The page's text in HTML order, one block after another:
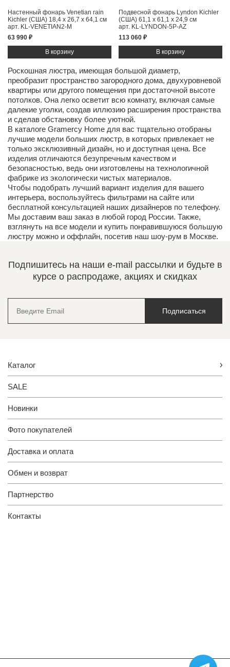
Настенный фонарь Venetian rain
Kichler (США) 18,4 x 26,7 x 64,1 см
арт. KL-VENETIAN2-M
63 990 ₽
Подвесной фонарь Lyndon Kichler
(США) 61,1 x 61,1 x 24,9 см
арт. KL-LYNDON-5P-AZ
113 060 ₽
Роскошная люстра, имеющая большой диаметр,
преобразит пространство загородного дома, двухуровневой
квартиры или другого помещения при достаточной высоте
потолков. Она легко осветит всю комнату, включая самые
далекие уголки, создав иллюзию расширения пространства
и сделав обстановку более уютной.
В каталоге Gramercy Home для вас тщательно отобраны
лучшие модели больших люстр, в которых привлекает не
только эксклюзивный дизайн, но и доступная цена. Все
изделия отличаются безупречным качеством и
безопасностью, ведь они изготовлены на технологичной
фабрике из экологически чистых материалов.
Чтобы подобрать лучший вариант изделия для вашего
интерьера, воспользуйтесь фильтрами на сайте или
бесплатной консультацией наших дизайнеров по телефону.
Мы доставим ваш заказ в любой город России. Также,
взглянуть на все модели и купить понравившуюся большую
люстру можно и оффлайн, посетив наш шоу-рум в Москве.
Подпишитесь на наши e-mail рассылки и будьте в
курсе о распродаже, акциях и скидках
Подписаться
Каталог
SALE
Новинки
Фото покупателей
Доставка и оплата
Обмен и возврат
Партнерство
Контакты